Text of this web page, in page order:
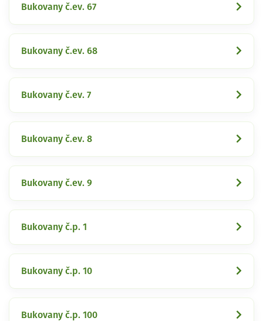
Bukovany č.ev. 67
Bukovany č.ev. 68
Bukovany č.ev. 7
Bukovany č.ev. 8
Bukovany č.ev. 9
Bukovany č.p. 1
Bukovany č.p. 10
Bukovany č.p. 100